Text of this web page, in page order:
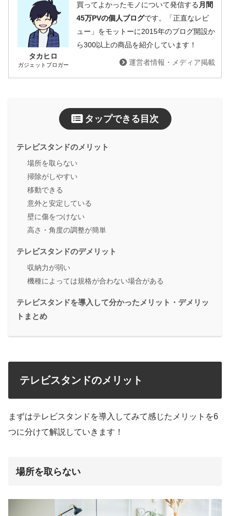
タカヒロ
ガジェットブロガー
買ってよかったモノについて発信する 月間
45万PVの個人ブログです。「正直なレビ
ュー」をモットーに2015年のブログ開設か
ら300以上の商品を紹介しています！
運営者情報・メディア掲載
タップできる目次
テレビスタンドのメリット
場所を取らない
掃除がしやすい
移動できる
意外と安定している
壁に傷をつけない
高さ・角度の調整が簡単
テレビスタンドのデメリット
収納力が弱い
機種によっては規格が合わない場合がある
テレビスタンドを導入して分かったメリット・デメリッ
トまとめ
テレビスタンドのメリット
まずはテレビスタンドを導入してみて感じたメリットを6
つに分けて解説していきます！
場所を取らない